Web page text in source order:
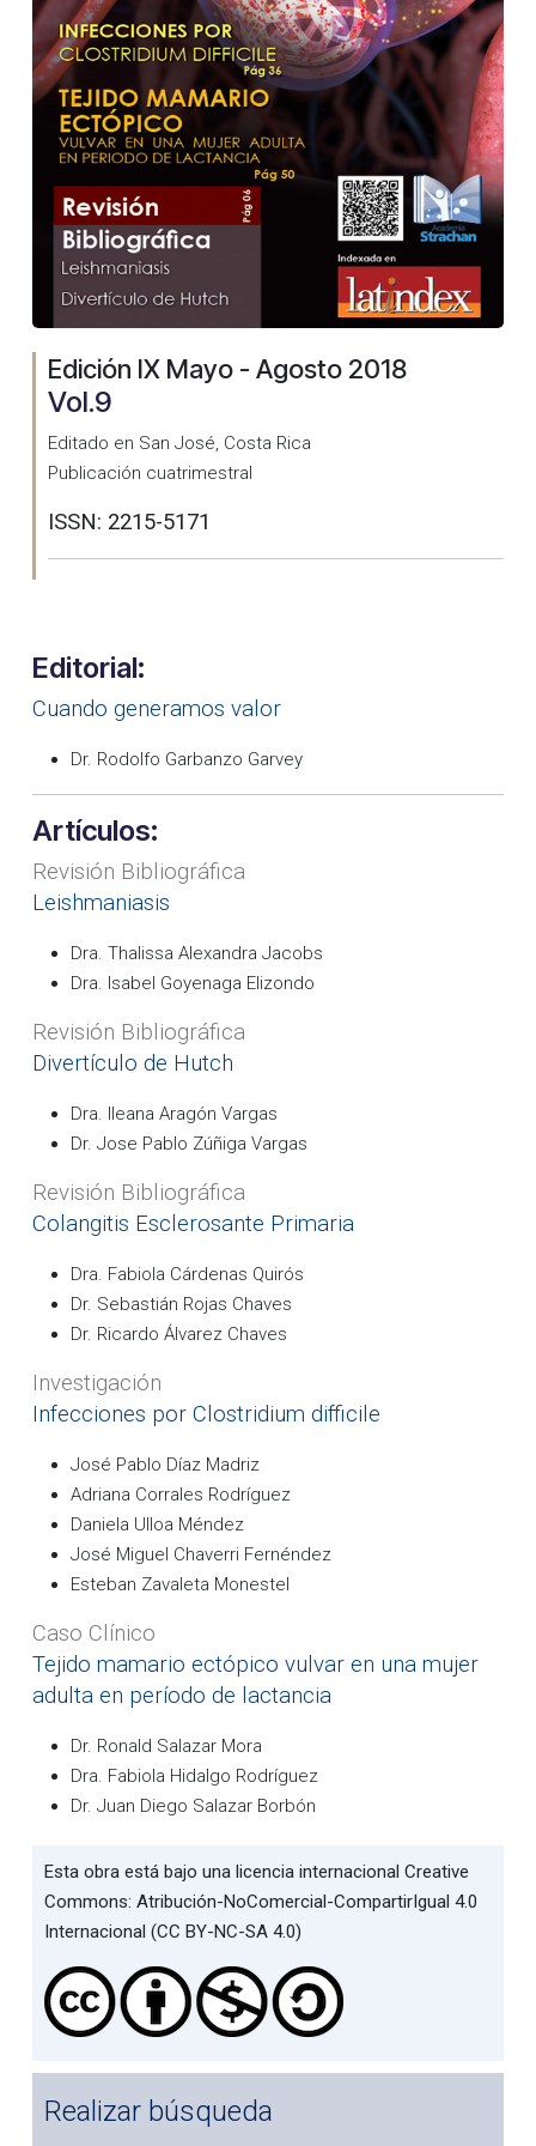
Edición IX Mayo - Agosto 2018
Vol.9
Editado en San José, Costa Rica
Publicación cuatrimestral
ISSN: 2215-5171
Editorial:
Cuando generamos valor
Dr. Rodolfo Garbanzo Garvey
Artículos:
Revisión Bibliográfica
Leishmaniasis
Dra. Thalissa Alexandra Jacobs
Dra. Isabel Goyenaga Elizondo
Revisión Bibliográfica
Divertículo de Hutch
Dra. Ileana Aragón Vargas
Dr. Jose Pablo Zúñiga Vargas
Revisión Bibliográfica
Colangitis Esclerosante Primaria
Dra. Fabiola Cárdenas Quirós
Dr. Sebastián Rojas Chaves
Dr. Ricardo Álvarez Chaves
Investigación
Infecciones por Clostridium difficile
José Pablo Díaz Madriz
Adriana Corrales Rodríguez
Daniela Ulloa Méndez
José Miguel Chaverri Fernéndez
Esteban Zavaleta Monestel
Caso Clínico
Tejido mamario ectópico vulvar en una mujer
adulta en período de lactancia
Dr. Ronald Salazar Mora
Dra. Fabiola Hidalgo Rodríguez
Dr. Juan Diego Salazar Borbón
Esta obra está bajo una licencia internacional Creative
Commons: Atribución-NoComercial-CompartirIgual 4.0
Internacional (CC BY-NC-SA 4.0)
Realizar búsqueda